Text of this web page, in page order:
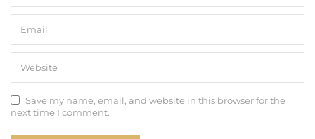
Save my name, email, and website in this browser for the
next time I comment.